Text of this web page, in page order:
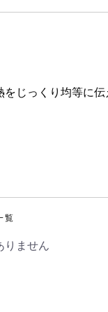
じっくり均等に
覧
りません